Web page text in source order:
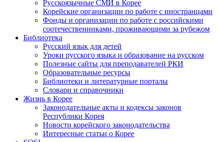
Русскоязычные СМИ в Корее
Корейские организации по работе с иностранцами
Фонды и организации по работе с российскими
соотечественниками, проживающими за рубежом
Библиотека
Русский язык для детей
Уроки русского языка и образование на русском
Полезные сайты для преподавателей РКИ
Образовательные ресурсы
Библиотеки и литературные порталы
Словари и справочники
Жизнь в Корее
Законодательные акты и кодексы законов
Республики Корея
Новости корейского законодательства
Интересные статьи о Корее